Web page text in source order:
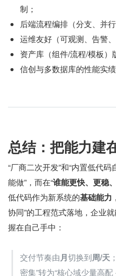
制；
后端流程编排（分支、并
运维友好（可观测、告警
资产库（组件/流程/模板）
信创与多数据库的性能实绩
总结：把能力建
“厂商二次开发”和“内置低代
能做”，而在“谁能更快、更稳
低代码作为新系统的基础能力
协同”的工程范式落地，企业
握在自己手中：
交付节奏由月切换到周/天
密集”转为“核心域少量高